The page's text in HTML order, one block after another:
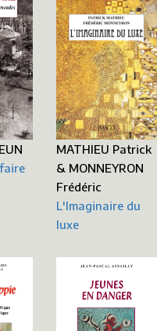
MATHIEU Patrick
& MONNEYRON
Frédéric
L'Imaginaire du
luxe